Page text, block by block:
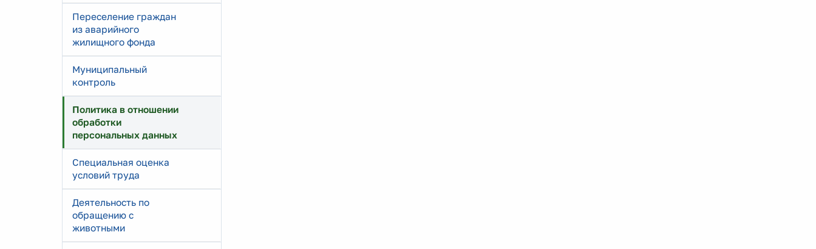
Переселение граждан
из аварийного
жилищного фонда
Муниципальный
контроль
Политика в отношении
обработки
персональных данных
Специальная оценка
условий труда
Деятельность по
обращению с
животными